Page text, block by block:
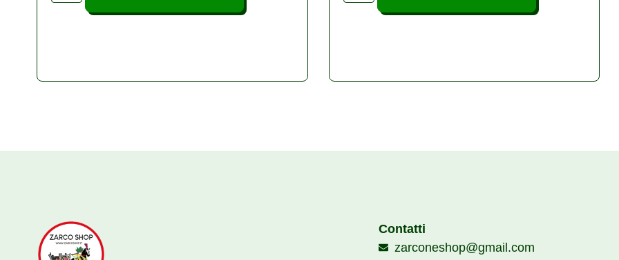
Contatti
zarconeshop@gmail.com